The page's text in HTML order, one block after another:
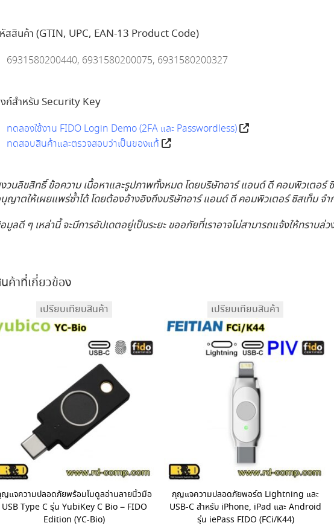
สสินค้า (GTIN, UPC, EAN-13 Product Code)
6931580200440, 6931580200075, 6931580200327
ก์สำหรับ Security Key
ทดลองใช้งาน FIDO Login Demo (2FA และ Passwordless)
ทดสอบสินค้าและตรวจสอบว่าเป็นของแท้
วนลิขสิทธิ์ ข้อความ เนื้อหาและรูปภาพทั้งหมด โดยบริษัทอาร์ แอนด์ ดี คอมพิวเตอร์
ญาตให้เผยแพร่ซ้ำได้ โดยต้องอ้างอิงถึงบริษัทอาร์ แอนด์ ดี คอมพิวเตอร์ ซิสเท็ม จ
มูลดี ๆ เหล่านี้ จะมีการอัปเดตอยู่เป็นระยะ ขออภัยที่เราอาจไม่สามารถแจ้งให้ทราบล่
ค้าที่เกี่ยวข้อง
เปรียบเทียบสินค้า
แจความปลอดภัยพร้อมโมดูลอ่านลายนิ้วมือ
USB Type C รุ่น YubiKey C Bio – FIDO
Edition (YC-Bio)
เปรียบเทียบสินค้า
กุญแจความปลอดภัยพอร์ต Lightning และ
USB-C สำหรับ iPhone, iPad และ Android
รุ่น iePass FIDO (FCi/K44)